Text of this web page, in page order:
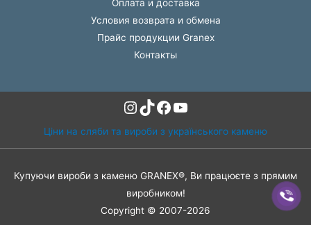
Оплата и доставка
Условия возврата и обмена
Прайс продукции Granex
Контакты
Instagram
TikTok
Facebook
YouTube
Ціни на сляби та вироби з українського каменю
Купуючи вироби з каменю GRANEX®, Ви працюєте з прямим
виробником!
Copyright © 2007-2026